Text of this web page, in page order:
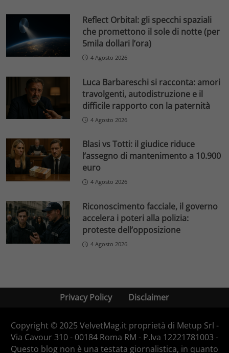
Reflect Orbital: gli specchi spaziali
che promettono il sole di notte (per
5mila dollari l’ora)
4 Agosto 2026
Luca Barbareschi si racconta: amori
travolgenti, autodistruzione e il
difficile rapporto con la paternità
4 Agosto 2026
Blasi vs Totti: il giudice riduce
l’assegno di mantenimento a 10.900
euro
4 Agosto 2026
Riconoscimento facciale, il governo
accelera i poteri alla polizia:
proteste dell’opposizione
4 Agosto 2026
Privacy Policy Disclaimer
Copyright © 2025 VelvetMag.it proprietà di Metup Srl -
Via Cavour 310 - 00184 Roma RM - P.Iva 12221781003 -
Questo blog non è una testata giornalistica, in quanto